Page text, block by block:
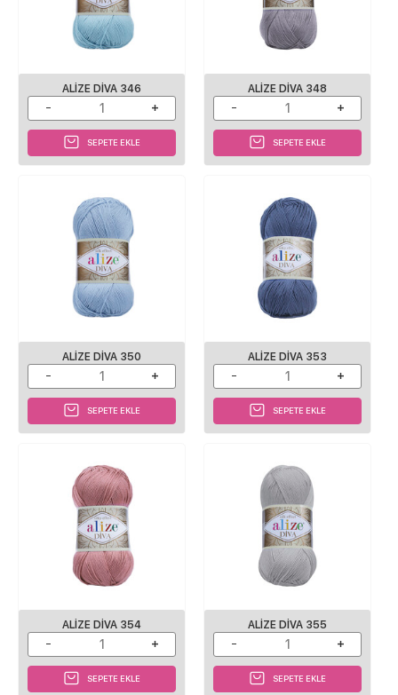
ALIZE DIVA 346
SEPETE EKLE
ALIZE DIVA 348
SEPETE EKLE
ALIZE DIVA 350
SEPETE EKLE
ALIZE DIVA 353
SEPETE EKLE
ALIZE DIVA 354
SEPETE EKLE
ALIZE DIVA 355
SEPETE EKLE